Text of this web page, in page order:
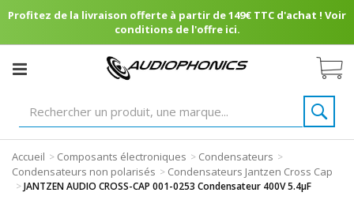
Profitez de la livraison offerte à partir de 149€ TTC d'achat ! Voir
conditions de l'offre ici.
Accueil > Composants électroniques > Condensateurs >
Condensateurs non polarisés > Condensateurs Jantzen Cross Cap
>JANTZEN AUDIO CROSS-CAP 001-0253 Condensateur 400V 5.4µF